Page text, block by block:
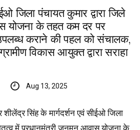
जिला पंचायत कुमार द्वारा जिले
योजना के तहत कम दर पर
उपलब्ध कराने की पहल को संचालक,
विकास आयुक्त द्वारा सराहा
Aug 13, 2025
सिंह के मार्गदर्शन एवं सीईओ जिला